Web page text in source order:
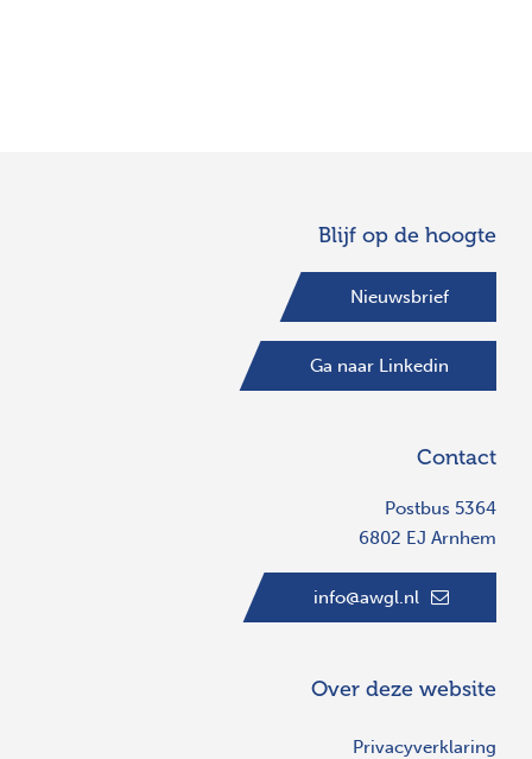
Blijf op de hoogte
Nieuwsbrief
Ga naar Linkedin
Contact
Postbus 5364
6802 EJ Arnhem
info@awgl.nl
Over deze website
Privacyverklaring